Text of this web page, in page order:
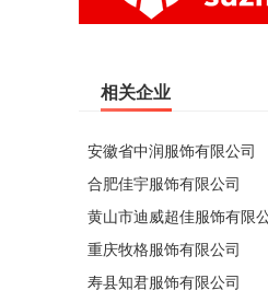
相关企业
安徽省中润服饰有限公司
合肥佳宇服饰有限公司
黄山市迪威超佳服饰有限
重庆牧格服饰有限公司
寿县知君服饰有限公司